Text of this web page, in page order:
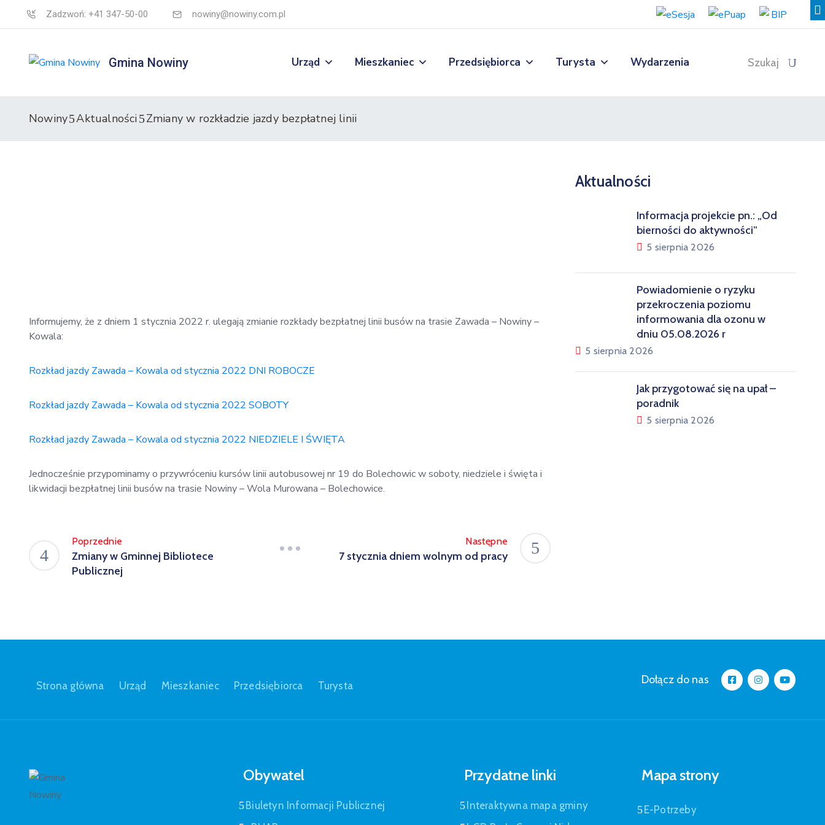
Zadzwoń: +41 347-50-00 nowiny@nowiny.com.pl
Gmina Nowiny Urząd Mieszkaniec Przedsiębiorca Turysta Wydarzenia Szukaj
Nowiny Aktualności Zmiany w rozkładzie jazdy bezpłatnej linii
Informujemy, że z dniem 1 stycznia 2022 r. ulegają zmianie rozkłady bezpłatnej linii busów na trasie Zawada – Nowiny –
Kowala:
Rozkład jazdy Zawada – Kowala od stycznia 2022 DNI ROBOCZE
Rozkład jazdy Zawada – Kowala od stycznia 2022 SOBOTY
Rozkład jazdy Zawada – Kowala od stycznia 2022 NIEDZIELE I ŚWIĘTA
Jednocześnie przypominamy o przywróceniu kursów linii autobusowej nr 19 do Bolechowic w soboty, niedziele i święta i
likwidacji bezpłatnej linii busów na trasie Nowiny – Wola Murowana – Bolechowice.
Poprzednie
Zmiany w Gminnej Bibliotece
Publicznej
Następne
7 stycznia dniem wolnym od pracy
Aktualności
Informacja projekcie pn.: „Od
bierności do aktywności”
5 sierpnia 2026
Powiadomienie o ryzyku
przekroczenia poziomu
informowania dla ozonu w
dniu 05.08.2026 r
5 sierpnia 2026
Jak przygotować się na upał –
poradnik
5 sierpnia 2026
Strona główna Urząd Mieszkaniec Przedsiębiorca Turysta Dołącz do nas
Obywatel
Biuletyn Informacji Publicznej
Przydatne linki
Interaktywna mapa gminy
Mapa strony
E-Potrzeby